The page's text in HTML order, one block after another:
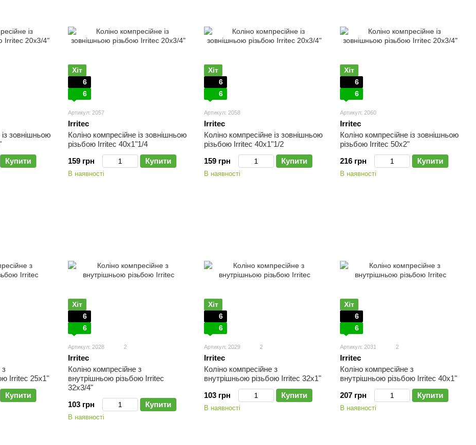
зовнішньою
Купити
Хіт
6
6
Артикул: 2057
Irritec
Коліно компресійне із зовнішньою
різьбою Irritec 40х1"1/4
159 грн
Купити
В наявності
Хіт
6
6
Артикул: 2058
Irritec
Коліно компресійне із зовнішньою
різьбою Irritec 40х1"1/2
159 грн
Купити
В наявності
Хіт
6
6
Артикул: 2060
Irritec
Коліно компресійне із зовнішньою
різьбою Irritec 50х2"
216 грн
Купити
В наявності
з
Irritec 25х1"
Купити
Хіт
6
6
Артикул: 2028 2
Irritec
Коліно компресійне з
внутрішньою різьбою Irritec
32х3/4"
103 грн
Купити
В наявності
Хіт
6
6
Артикул: 2029 2
Irritec
Коліно компресійне з
внутрішньою різьбою Irritec 32х1"
103 грн
Купити
В наявності
Хіт
6
6
Артикул: 2031 2
Irritec
Коліно компресійне з
внутрішньою різьбою Irritec 40х1"
207 грн
Купити
В наявності